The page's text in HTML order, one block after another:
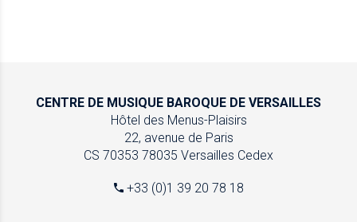
CENTRE DE MUSIQUE BAROQUE DE VERSAILLES
Hôtel des Menus-Plaisirs
22, avenue de Paris
CS 70353 78035 Versailles Cedex
+33 (0)1 39 20 78 18